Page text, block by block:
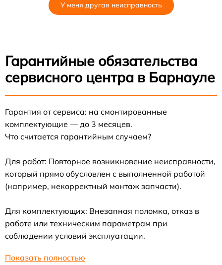
У меня другая неисправность
Гарантийные обязательства
сервисного центра в Барнауле
Гарантия от сервиса: на смонтированные
комплектующие — до 3 месяцев.
Что считается гарантийным случаем?
Для работ: Повторное возникновение неисправности,
который прямо обусловлен с выполненной работой
(например, некорректный монтаж запчасти).
Для комплектующих: Внезапная поломка, отказ в
работе или техническим параметрам при
соблюдении условий эксплуатации.
Показать полностью